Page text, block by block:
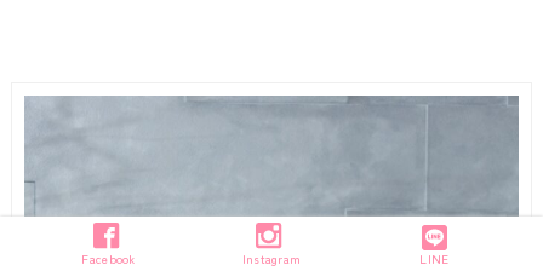
Facebook Instagram LINE